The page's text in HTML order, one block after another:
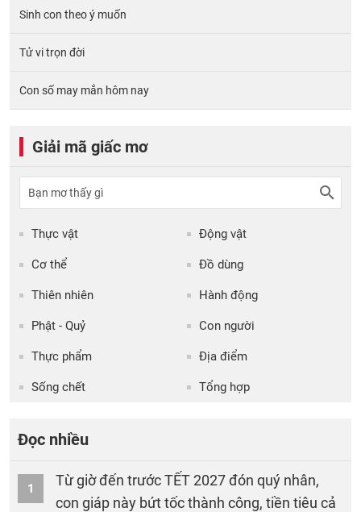
Sinh con theo ý muốn
Tử vi trọn đời
Con số may mắn hôm nay
Giải mã giấc mơ
Thực vật Động vật
Cơ thể Đồ dùng
Thiên nhiên Hành động
Phật - Quỷ Con người
Thực phẩm Địa điểm
Sống chết Tổng hợp
Đọc nhiều
1
Từ giờ đến trước TẾT 2027 đón quý nhân,
con giáp này bứt tốc thành công, tiền tiêu cả